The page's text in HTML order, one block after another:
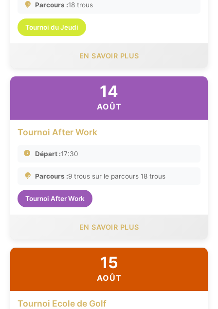
Parcours :18 trous
Tournoi du Jeudi
EN SAVOIR PLUS
14
AOÛT
Tournoi After Work
Départ :17:30
Parcours :9 trous sur le parcours 18 trous
Tournoi After Work
EN SAVOIR PLUS
15
AOÛT
Tournoi Ecole de Golf